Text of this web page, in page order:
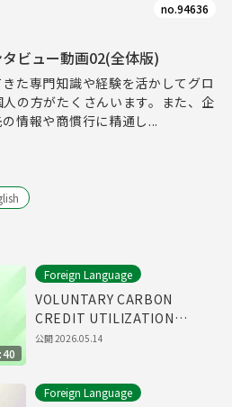
no.94636
タビュー動画02(全体版)
た専門知識や経験を活かしてグロ
の方がたくさんいます。また、企
情報や商慣行に精通し...
Foreign Language
VOLUNTARY CARBON
CREDIT UTILIZATION
WEBINAR
公開2026.05.14
Foreign Language